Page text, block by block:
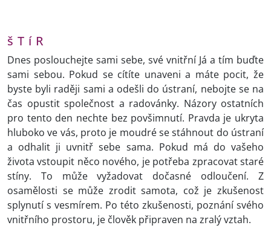
š T í R
Dnes poslouchejte sami sebe, své vnitřní Já a tím buďte
sami sebou. Pokud se cítíte unaveni a máte pocit, že
byste byli raději sami a odešli do ústraní, nebojte se na
čas opustit společnost a radovánky. Názory ostatních
pro tento den nechte bez povšimnutí. Pravda je ukryta
hluboko ve vás, proto je moudré se stáhnout do ústraní
a odhalit ji uvnitř sebe sama. Pokud má do vašeho
života vstoupit něco nového, je potřeba zpracovat staré
stíny. To může vyžadovat dočasné odloučení. Z
osamělosti se může zrodit samota, což je zkušenost
splynutí s vesmírem. Po této zkušenosti, poznání svého
vnitřního prostoru, je člověk připraven na zralý vztah.